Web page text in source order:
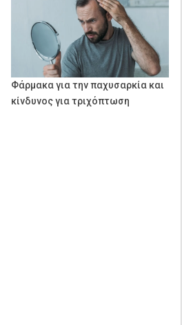
Φάρμακα για την παχυσαρκία και
κίνδυνος για τριχόπτωση